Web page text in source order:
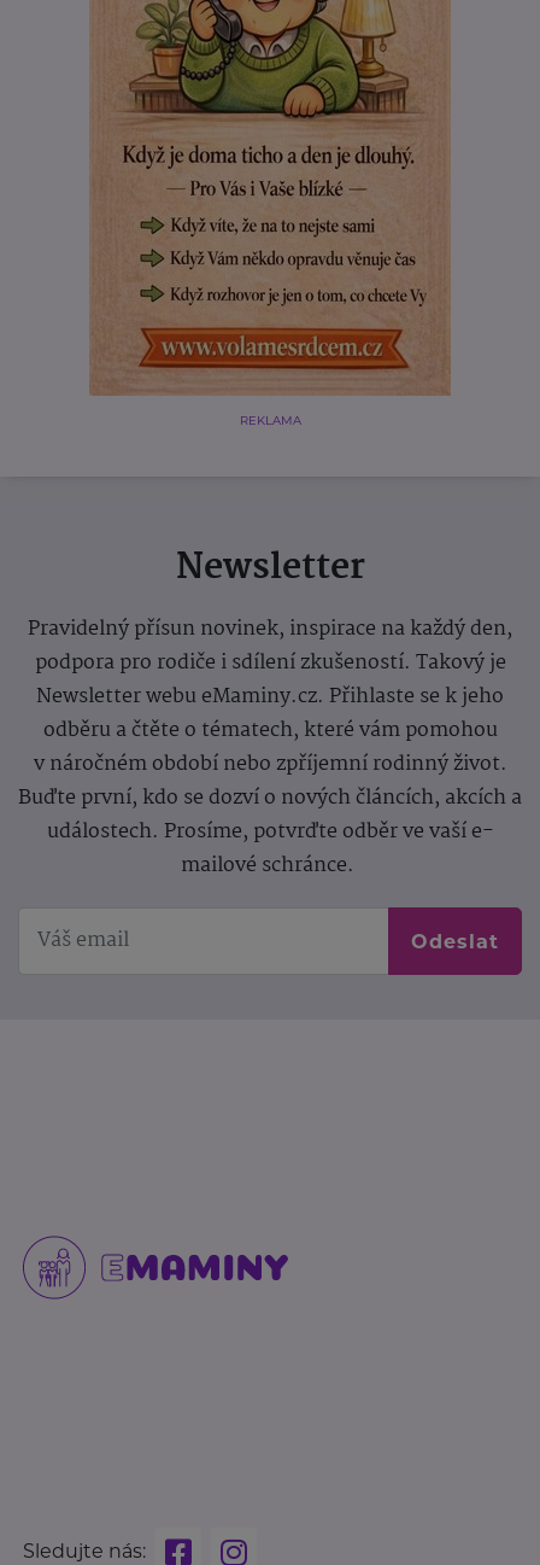
REKLAMA
Newsletter
Pravidelný přísun novinek, inspirace na každý den,
podpora pro rodiče i sdílení zkušeností. Takový je
Newsletter webu eMaminy.cz. Přihlaste se k jeho
odběru a čtěte o tématech, které vám pomohou
v náročném období nebo zpříjemní rodinný život.
Buďte první, kdo se dozví o nových článcích, akcích a
událostech. Prosíme, potvrďte odběr ve vaší e-
mailové schránce.
Odeslat
Sledujte nás: